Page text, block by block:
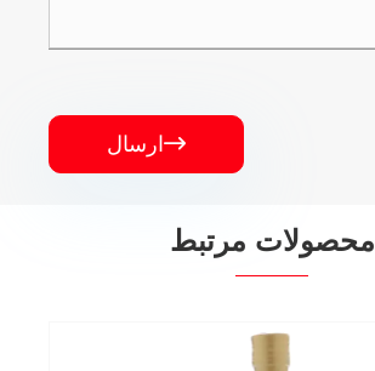
ارسال
محصولات مرتبط